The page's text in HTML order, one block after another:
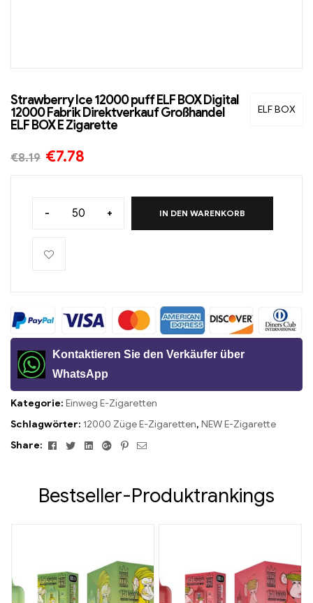
ELF BOX
Strawberry Ice 12000 puff ELF BOX Digital
12000 Fabrik Direktverkauf Großhandel
ELF BOX E Zigarette
€8.19 €7.78
- + IN DEN WARENKORB
Kontaktieren Sie den Verkäufer über
WhatsApp
Kategorie: Einweg E-Zigaretten
Schlagwörter: 12000 Züge E-Zigaretten, NEW E-Zigarette
Share:
FacebookTwitterLinkedinGoogle+Pinterest
Email
Bestseller-Produktrankings